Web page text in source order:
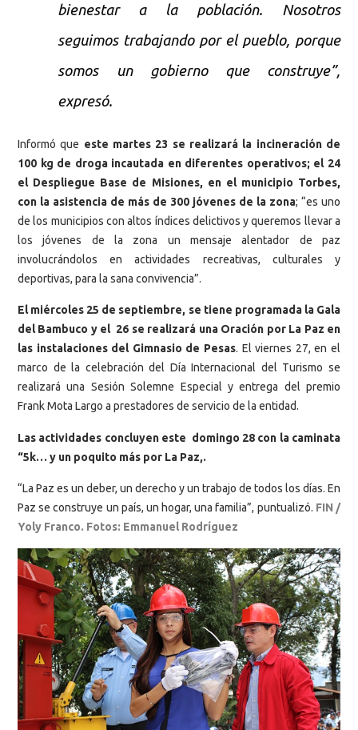
bienestar a la población. Nosotros
seguimos trabajando por el pueblo, porque
somos un gobierno que construye”,
expresó.
Informó que este martes 23 se realizará la incineración de
100 kg de droga incautada en diferentes operativos; el 24
el Despliegue Base de Misiones, en el municipio Torbes,
con la asistencia de más de 300 jóvenes de la zona; “es uno
de los municipios con altos índices delictivos y queremos llevar a
los jóvenes de la zona un mensaje alentador de paz
involucrándolos en actividades recreativas, culturales y
deportivas, para la sana convivencia”.
El miércoles 25 de septiembre, se tiene programada la Gala
del Bambuco y el 26 se realizará una Oración por La Paz en
las instalaciones del Gimnasio de Pesas. El viernes 27, en el
marco de la celebración del Día Internacional del Turismo se
realizará una Sesión Solemne Especial y entrega del premio
Frank Mota Largo a prestadores de servicio de la entidad.
Las actividades concluyen este domingo 28 con la caminata
“5k… y un poquito más por La Paz,.
“La Paz es un deber, un derecho y un trabajo de todos los días. En
Paz se construye un país, un hogar, una familia”, puntualizó. FIN /
Yoly Franco. Fotos: Emmanuel Rodríguez